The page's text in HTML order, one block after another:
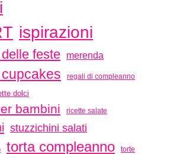
ispirazioni
feste merenda
regali di compleanno
dolci
bambini ricette salate
stuzzichini salati
torta compleanno torte